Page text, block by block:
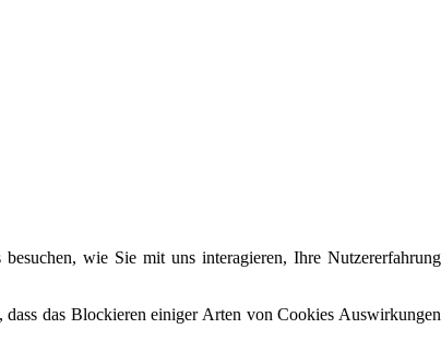
wie Sie mit uns interagieren, Ihre Nutzererfahrung
das Blockieren einiger Arten von Cookies Auswirkungen